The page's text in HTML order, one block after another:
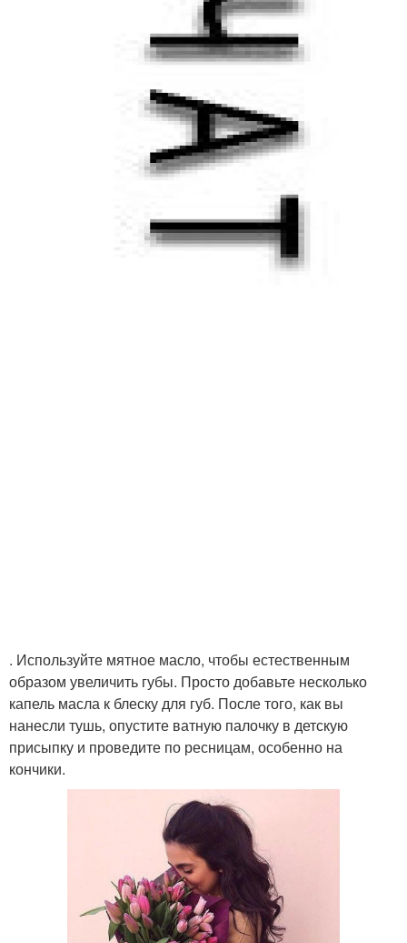
. Используйте мятное масло, чтобы естественным
образом увеличить губы. Просто добавьте несколько
капель масла к блеску для губ. После того, как вы
нанесли тушь, опустите ватную палочку в детскую
присыпку и проведите по ресницам, особенно на
кончики.